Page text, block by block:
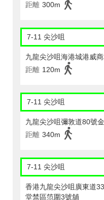
距離 300m
7-11 尖沙咀
九龍尖沙咀海港城港威
距離 120m
7-11 尖沙咀
九龍尖沙咀彌敦道80號
距離 340m
7-11 尖沙咀
香港九龍尖沙咀廣東道
堂禁區笵圍3號舖